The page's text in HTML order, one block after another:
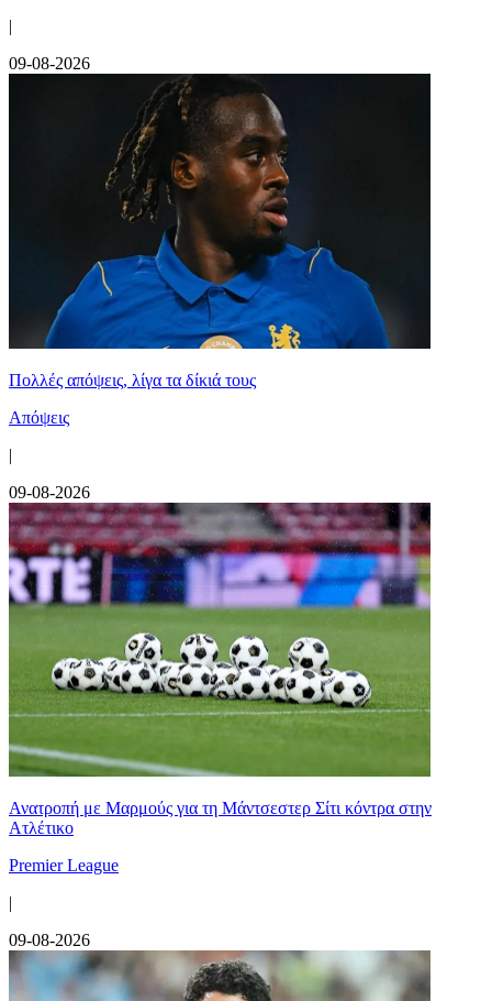
|
09-08-2026
Πολλές απόψεις, λίγα τα δίκιά τους
Απόψεις
|
09-08-2026
Ανατροπή με Μαρμούς για τη Μάντσεστερ Σίτι κόντρα στην
Ατλέτικο
Premier League
|
09-08-2026